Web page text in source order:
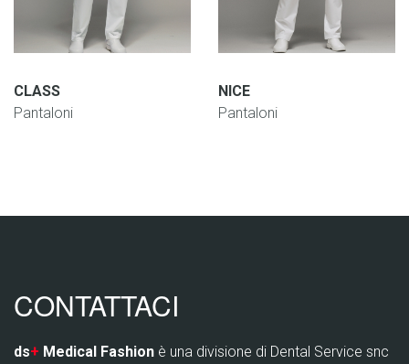
CLASS
Pantaloni
NICE
Pantaloni
CONTATTACI
ds+ Medical Fashion è una divisione di Dental Service snc